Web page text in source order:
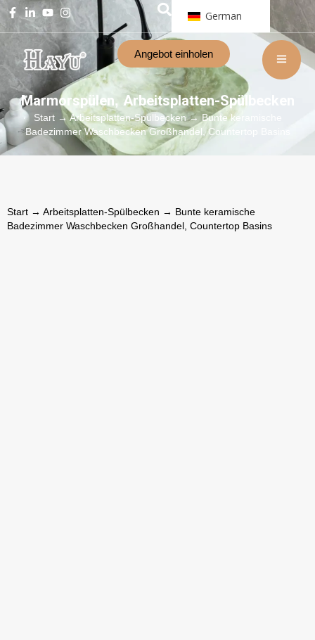
German
Angebot einholen
Marmorspülen, Arbeitsplatten-Spülbecken
Start→Arbeitsplatten-Spülbecken→ Bunte keramische
Badezimmer Waschbecken Großhandel, Countertop Basins
Start → Arbeitsplatten-Spülbecken → Bunte keramische
Badezimmer Waschbecken Großhandel, Countertop Basins